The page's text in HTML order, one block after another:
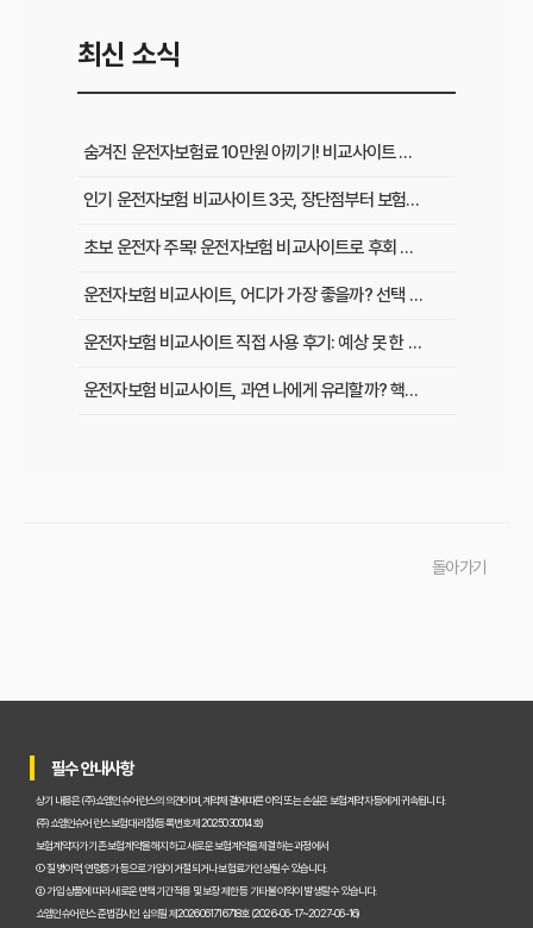
최신 소식
숨겨진 운전자보험료 10만원 아끼기! 비교사이트 활용법 이것부터 확인
인기 운전자보험 비교사이트 3곳, 장단점부터 보험료 차이까지 한눈에 비교
초보 운전자 주목! 운전자보험 비교사이트로 후회 없이 가입하는 핵심 꿀팁
운전자보험 비교사이트, 어디가 가장 좋을까? 선택 기준 완벽 분석
운전자보험 비교사이트 직접 사용 후기: 예상 못 한 단점과 알짜배기 혜택
운전자보험 비교사이트, 과연 나에게 유리할까? 핵심 정보 총정리
돌아가기
필수 안내사항
상기 내용은 (주)쇼엠인슈어런스의 의견이며, 계약체결에 따른 이익 또는 손실은 보험계약자 등에게 귀속됩니다.
(주)쇼엠인슈어런스 보험대리점(등록번호 제2025030014호)
보험계약자가 기존 보험계약을 해지하고 새로운 보험계약을 체결하는 과정에서
① 질병이력, 연령증가 등으로 가입이 거절되거나 보험료가 인상될 수 있습니다.
② 가입 상품에 따라 새로운 면책기간 적용 및 보장 제한 등 기타 불이익이 발생할 수 있습니다.
쇼엠인슈어런스 준법감시인 심의필 제2026061716718호 (2026-06-17~2027-06-16)